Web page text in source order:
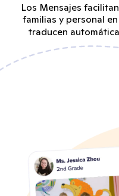
Los Mensajes
familias y personal
traducen